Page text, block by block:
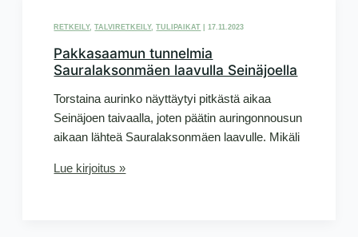
RETKEILY,TALVIRETKEILY,TULIPAIKAT |17.11.2023
Pakkasaamun tunnelmia
Sauralaksonmäen laavulla Seinäjoella
Torstaina aurinko näyttäytyi pitkästä aikaa
Seinäjoen taivaalla, joten päätin auringonnousun
aikaan lähteä Sauralaksonmäen laavulle. Mikäli
Pakkasaamun
Lue kirjoitus »